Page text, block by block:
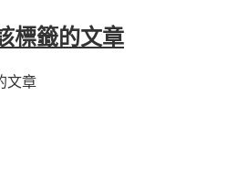
標籤的文章
文章